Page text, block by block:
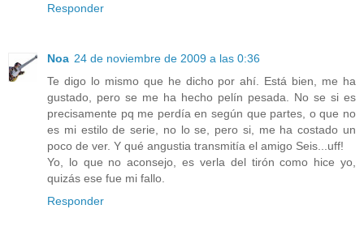
Responder
Noa 24 de noviembre de 2009 a las 0:36
Te digo lo mismo que he dicho por ahí. Está bien, me ha
gustado, pero se me ha hecho pelín pesada. No se si es
precisamente pq me perdía en según que partes, o que no
es mi estilo de serie, no lo se, pero si, me ha costado un
poco de ver. Y qué angustia transmitía el amigo Seis...uff!
Yo, lo que no aconsejo, es verla del tirón como hice yo,
quizás ese fue mi fallo.
Responder